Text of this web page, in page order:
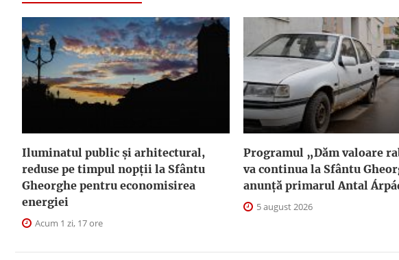
Iluminatul public şi arhitectural,
reduse pe timpul nopţii la Sfântu
Gheorghe pentru economisirea
energiei
Acum 1 zi, 17 ore
Programul „Dăm valoare
va continua la Sfântu
anunţă primarul Antal
5 august 2026